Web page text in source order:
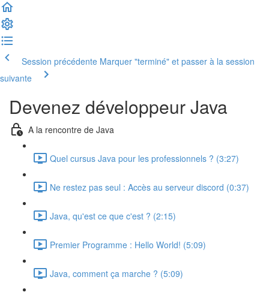
Session précédente Marquer "terminé" et passer à la session
suivante
Devenez développeur Java
A la rencontre de Java
Quel cursus Java pour les professionnels ? (3:27)
Ne restez pas seul : Accès au serveur discord (0:37)
Java, qu'est ce que c'est ? (2:15)
Premier Programme : Hello World! (5:09)
Java, comment ça marche ? (5:09)